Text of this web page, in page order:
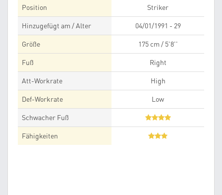
Position Striker
Hinzugefügt am / Alter 04/01/1991 - 29
Größe 175 cm / 5'8''
Fuß Right
Att-Workrate High
Def-Workrate Low
Schwacher Fuß
Fähigkeiten